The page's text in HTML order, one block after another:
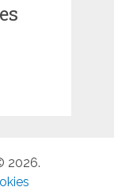
2026.